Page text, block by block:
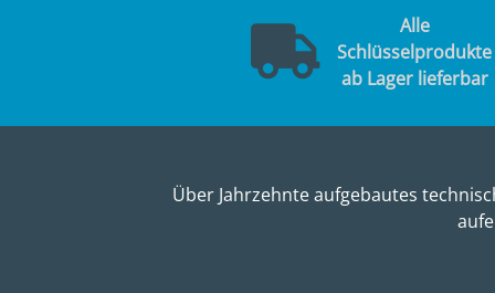
Alle
Schlüsselprodukte
ab Lager lieferbar
Über Jahrzehnte aufgebautes